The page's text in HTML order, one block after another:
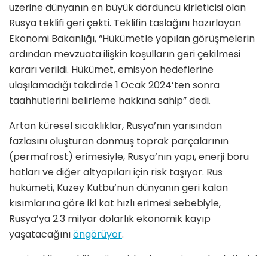
üzerine dünyanın en büyük dördüncü kirleticisi olan
Rusya teklifi geri çekti. Teklifin taslağını hazırlayan
Ekonomi Bakanlığı, “Hükümetle yapılan görüşmelerin
ardından mevzuata ilişkin koşulların geri çekilmesi
kararı verildi. Hükümet, emisyon hedeflerine
ulaşılamadığı takdirde 1 Ocak 2024’ten sonra
taahhütlerini belirleme hakkına sahip” dedi.
Artan küresel sıcaklıklar, Rusya’nın yarısından
fazlasını oluşturan donmuş toprak parçalarının
(permafrost) erimesiyle, Rusya’nın yapı, enerji boru
hatları ve diğer altyapıları için risk taşıyor. Rus
hükümeti, Kuzey Kutbu’nun dünyanın geri kalan
kısımlarına göre iki kat hızlı erimesi sebebiyle,
Rusya’ya 2.3 milyar dolarlık ekonomik kayıp
yaşatacağınıöngörüyor.